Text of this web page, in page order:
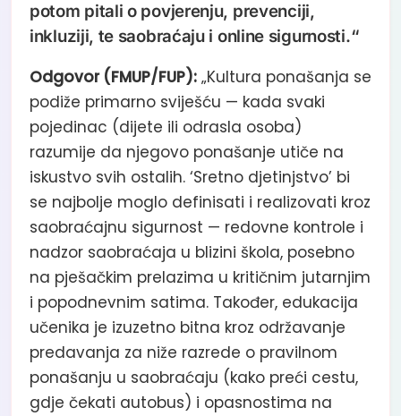
potom pitali o povjerenju, prevenciji,
inkluziji, te saobraćaju i online sigurnosti.“
Odgovor (FMUP/FUP): „Kultura ponašanja se
podiže primarno sviješću — kada svaki
pojedinac (dijete ili odrasla osoba)
razumije da njegovo ponašanje utiče na
iskustvo svih ostalih. ‘Sretno djetinjstvo’ bi
se najbolje moglo definisati i realizovati kroz
saobraćajnu sigurnost — redovne kontrole i
nadzor saobraćaja u blizini škola, posebno
na pješačkim prelazima u kritičnim jutarnjim
i popodnevnim satima. Također, edukacija
učenika je izuzetno bitna kroz održavanje
predavanja za niže razrede o pravilnom
ponašanju u saobraćaju (kako preći cestu,
gdje čekati autobus) i opasnostima na